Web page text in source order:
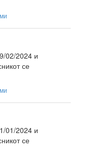
02/2024 и
се
01/2024 и
се